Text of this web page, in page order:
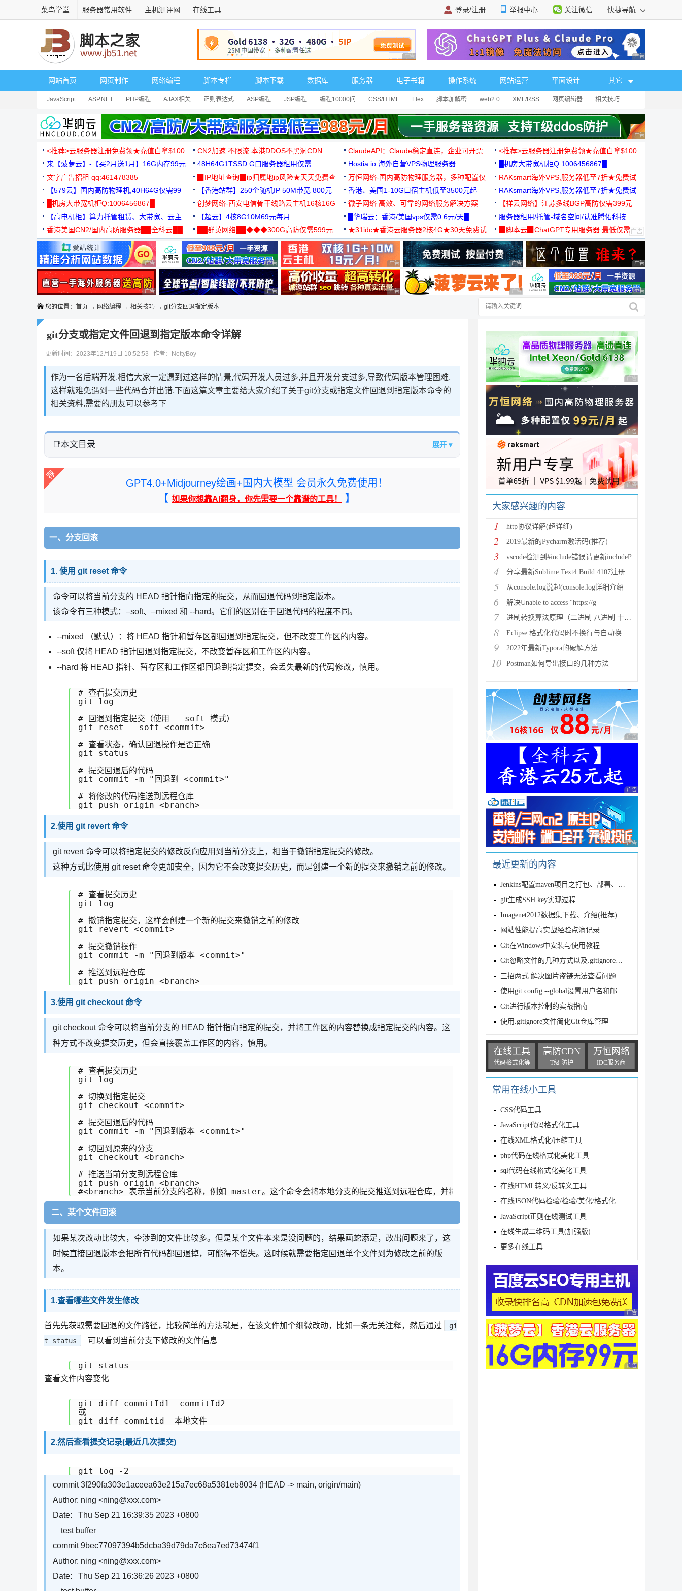
菜鸟学堂 服务器常用软件 主机测评网 在线工具 登录/注册 举报中心 关注微信 快捷导航
广告 商业广告，理性选择 广告 商业广告，理
网站首页 网页制作 网络编程 脚本专栏 脚本下载 数据库 服务器 电子书籍 操作系统 网站运营 平面设计 其它
JavaScript ASP.NET PHP编程 AJAX相关 正则表达式 ASP编程 JSP编程 编程10000问 CSS/HTML Flex 脚本加解密 web2.0 XML/RSS 网页编辑器 相关技巧
安全相关 网页播放器 其它综合 Dart
广告 商业广告，理
<推荐>云服务器注册免费领★充值白拿$100 CN2加速 不限流 本港DDOS不黑洞CDN ClaudeAPI：Claude稳定直连，企业可开票
<推荐>云服务器注册免费领★充值白拿$100
来【菠萝云】-【买2月送1月】16G内存99元
48H64G1TSSD G口服务器租用仅需
3000+可免费测试
Hostia.io 海外自营VPS物理服务器
█机房大带宽机柜Q:1006456867█
文字广告招租 qq:461478385
▉IP地址查询▉ip归属地ip风险★天天免费查
万恒网络-国内高防物理服务器，多种配置仅
99元/月起
RAKsmart海外VPS,服务器低至7折★免费试
用★
【579云】国内高防物理机,40H64G仅需99
元
【香港站群】250个随机IP 50M带宽 800元 香港、美国1-10G口宿主机低至3500元起
RAKsmart海外VPS,服务器低至7折★免费试
用★
█机房大带宽机柜Q:1006456867█
创梦网络-西安电信骨干线路云主机16核16G
88元/月
微子网络 高效、可靠的网络服务解决方案
【祥云网络】江苏多线BGP高防仅需399元
【高电机柜】算力托管租赁、大带宽、云主
机
【超云】4核8G10M69元每月 █华瑞云：香港/美国vps仅需0.6元/天█
服务器租用/托管-域名空间/认准腾佑科技
香港美国CN2/国内高防服务器██全科云██
██群英网络██◆◆◆300G高防仅需599元
◆◆◆
★31idc★香港云服务器2核4G★30天免费试
用◆
▉脚本云▉ChatGPT专用服务器 最低仅需
19元/月
广告 商业广告，理性选择 广告 商业广告，理性选择 广告 商业广告，理性选择 广告 商业广告，理性选择 广告 商业广告，理
广告 商业广告，理性选择 广告 商业广告，理性选择 广告 商业广告，理性选择 广告 商业广告，理性选择 广告 商业广告，理
您的位置： 首页 → 网络编程 → 相关技巧 → git分支回退指定版本
git分支或指定文件回退到指定版本命令详解
更新时间：2023年12月19日 10:52:53 作者：NettyBoy
作为一名后端开发,相信大家一定遇到过这样的情景,代码开发人员过多,并且开发分支过多,导致代码版本管理困难,
这样就难免遇到一些代码合并出错,下面这篇文章主要给大家介绍了关于git分支或指定文件回退到指定版本命令的
相关资料,需要的朋友可以参考下
本文目录 展开 ▾
GPT4.0+Midjourney绘画+国内大模型 会员永久免费使用！
【 如果你想靠AI翻身，你先需要一个靠谱的工具！ 】
一、分支回滚
1. 使用 git reset 命令
命令可以将当前分支的 HEAD 指针指向指定的提交，从而回退代码到指定版本。
该命令有三种模式：–soft、–mixed 和 --hard。它们的区别在于回退代码的程度不同。
--mixed （默认）：将 HEAD 指针和暂存区都回退到指定提交，但不改变工作区的内容。
--soft 仅将 HEAD 指针回退到指定提交，不改变暂存区和工作区的内容。
--hard 将 HEAD 指针、暂存区和工作区都回退到指定提交，会丢失最新的代码修改，慎用。
# 查看提交历史
git log
# 回退到指定提交（使用 --soft 模式）
git reset --soft <commit>
# 查看状态，确认回退操作是否正确
git status
# 提交回退后的代码
git commit -m "回退到 <commit>"
# 将修改的代码推送到远程仓库
2.使用 git revert 命令
git revert 命令可以将指定提交的修改反向应用到当前分支上，相当于撤销指定提交的修改。
这种方式比使用 git reset 命令更加安全，因为它不会改变提交历史，而是创建一个新的提交来撤销之前的修改。
# 查看提交历史
git log
# 撤销指定提交，这样会创建一个新的提交来撤销之前的修改
git revert <commit>
# 提交撤销操作
git commit -m "回退到版本 <commit>"
# 推送到远程仓库
3.使用 git checkout 命令
git checkout 命令可以将当前分支的 HEAD 指针指向指定的提交，并将工作区的内容替换成指定提交的内容。这
种方式不改变提交历史，但会直接覆盖工作区的内容，慎用。
# 查看提交历史
git log
# 切换到指定提交
git checkout <commit>
# 提交回退后的代码
git commit -m "回退到版本 <commit>"
# 切回到原来的分支
git checkout <branch>
# 推送当前分支到远程仓库
git push origin <branch>
二、某个文件回滚
如果某次改动比较大，牵涉到的文件比较多。但是某个文件本来是没问题的，结果画蛇添足，改出问题来了，这
时候直接回退版本会把所有代码都回退掉，可能得不偿失。这时候就需要指定回退单个文件到为修改之前的版
本。
1.查看哪些文件发生修改
首先先获取需要回退的文件路径，比较简单的方法就是，在该文件加个细微改动，比如一条无关注释，然后通过
gi
t status
可以看到当前分支下修改的文件信息
git status
查看文件内容变化
git diff commitId1  commitId2
或
git diff commitid  本地文件
2.然后查看提交记录(最近几次提交)
git log -2
commit 3f290fa303e1aceea63e215a7ec68a5381eb8034 (HEAD -> main, origin/main)
Author: ning <ning@xxx.com>
Date: Thu Sep 21 16:39:35 2023 +0800
test buffer
commit 9bec77097394b5dcba39d79da7c6ea7ed73474f1
Author: ning <ning@xxx.com>
Date: Thu Sep 21 16:36:26 2023 +0800
广告 商业广告，理性
广告 商业广告，理性
广告 商业广告，理性
大家感兴趣的内容
1 http协议详解(超详细)
2 2019最新的Pycharm激活码(推荐)
3 vscode检测到#include错误请更新includeP
4 分享最新Sublime Text4 Build 4107注册
5 从console.log说起(console.log详细介绍
6 解决Unable to access ''https://g
7 进制转换算法原理（二进制 八进制 十进制 十六进制）
8 Eclipse 格式化代码时不换行与自动换行的实现方法
9 2022年最新Typora的破解方法
10 Postman如何导出接口的几种方法
广告 商业广告，理性
广告 商业广告，理性
广告 商业广告，理性
最近更新的内容
Jenkins配置maven项目之打包、部署、发布的全过程
git生成SSH key实现过程
Imagenet2012数据集下载、介绍(推荐)
网站性能提高实战经验点滴记录
Git在Windows中安装与使用教程
Git忽略文件的几种方式以及.gitignore文件的忽略规则详解
三招两式 解决图片盗链无法查看问题
使用git config --global设置用户名和邮件问题
Git进行版本控制的实战指南
使用.gitignore文件简化Git仓库管理
在线工具
代码格式化等
高防CDN
T级 防护
万恒网络
IDC服务商
常用在线小工具
CSS代码工具
JavaScript代码格式化工具
在线XML格式化/压缩工具
php代码在线格式化美化工具
sql代码在线格式化美化工具
在线HTML转义/反转义工具
在线JSON代码检验/检验/美化/格式化
JavaScript正则在线测试工具
在线生成二维码工具(加强版)
更多在线工具
广告 商业广告，理性
广告 商业广告，理性